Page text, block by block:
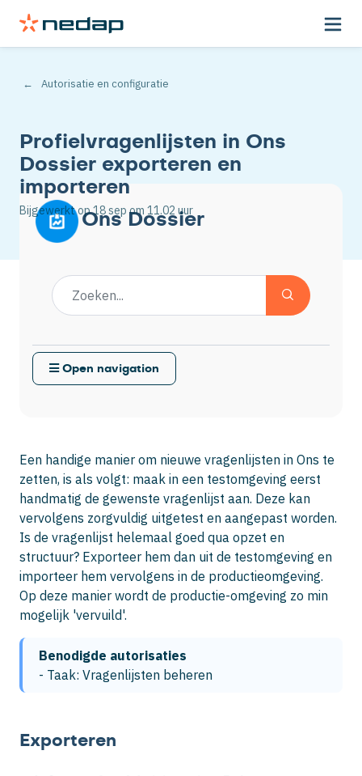
Autorisatie en configuratie
Profielvragenlijsten in Ons
Dossier exporteren en
importeren
Bijgewerkt op18 sep om 11.02 uur
Een handige manier om nieuwe vragenlijsten in Ons te
zetten, is als volgt: maak in een testomgeving eerst
handmatig de gewenste vragenlijst aan. Deze kan
vervolgens zorgvuldig uitgetest en aangepast worden.
Is de vragenlijst helemaal goed qua opzet en
structuur? Exporteer hem dan uit de testomgeving en
importeer hem vervolgens in de productieomgeving.
Op deze manier wordt de productie-omgeving zo min
mogelijk 'vervuild'.
Benodigde autorisaties
- Taak: Vragenlijsten beheren
Exporteren
Ons Dossier
Open navigation